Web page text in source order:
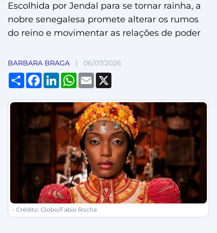
Escolhida por Jendal para se tornar rainha, a
nobre senegalesa promete alterar os rumos
do reino e movimentar as relações de poder
BARBARA BRAGA | 06/07/2026
Compartilhar
Facebook
LinkedInWhatsApp
Email
- Crédito: Globo/Fabio Rocha